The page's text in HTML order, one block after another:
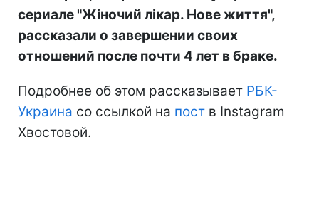
сериале "Жіночий лікар. Нове життя",
рассказали о завершении своих
отношений после почти 4 лет в браке.
Подробнее об этом рассказывает РБК-
Украина со ссылкой на пост в Instagram
Хвостовой.